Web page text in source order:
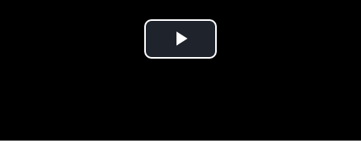
Play Video